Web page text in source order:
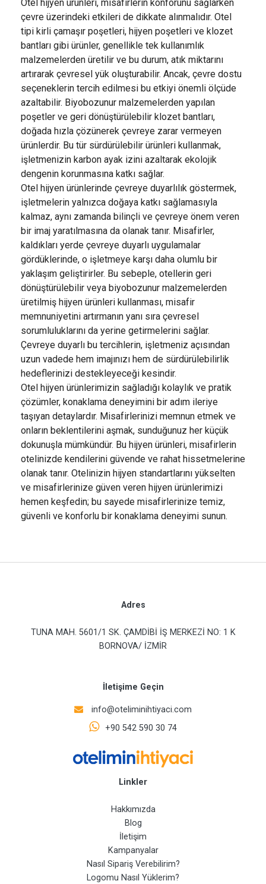
Otel hijyen ürünleri, misafirlerin konforunu sağlarken
çevre üzerindeki etkileri de dikkate alınmalıdır. Otel
tipi kirli çamaşır poşetleri, hijyen poşetleri ve klozet
bantları gibi ürünler, genellikle tek kullanımlık
malzemelerden üretilir ve bu durum, atık miktarını
artırarak çevresel yük oluşturabilir. Ancak, çevre dostu
seçeneklerin tercih edilmesi bu etkiyi önemli ölçüde
azaltabilir. Biyobozunur malzemelerden yapılan
poşetler ve geri dönüştürülebilir klozet bantları,
doğada hızla çözünerek çevreye zarar vermeyen
ürünlerdir. Bu tür sürdürülebilir ürünleri kullanmak,
işletmenizin karbon ayak izini azaltarak ekolojik
dengenin korunmasına katkı sağlar.
Otel hijyen ürünlerinde çevreye duyarlılık göstermek,
işletmelerin yalnızca doğaya katkı sağlamasıyla
kalmaz, aynı zamanda bilinçli ve çevreye önem veren
bir imaj yaratılmasına da olanak tanır. Misafirler,
kaldıkları yerde çevreye duyarlı uygulamalar
gördüklerinde, o işletmeye karşı daha olumlu bir
yaklaşım geliştirirler. Bu sebeple, otellerin geri
dönüştürülebilir veya biyobozunur malzemelerden
üretilmiş hijyen ürünleri kullanması, misafir
memnuniyetini artırmanın yanı sıra çevresel
sorumluluklarını da yerine getirmelerini sağlar.
Çevreye duyarlı bu tercihlerin, işletmeniz açısından
uzun vadede hem imajınızı hem de sürdürülebilirlik
hedeflerinizi destekleyeceği kesindir.
Otel hijyen ürünlerimizin sağladığı kolaylık ve pratik
çözümler, konaklama deneyimini bir adım ileriye
taşıyan detaylardır. Misafirlerinizi memnun etmek ve
onların beklentilerini aşmak, sunduğunuz her küçük
dokunuşla mümkündür. Bu hijyen ürünleri, misafirlerin
otelinizde kendilerini güvende ve rahat hissetmelerine
olanak tanır. Otelinizin hijyen standartlarını yükselten
ve misafirlerinize güven veren hijyen ürünlerimizi
hemen keşfedin; bu sayede misafirlerinize temiz,
güvenli ve konforlu bir konaklama deneyimi sunun.
Adres
TUNA MAH. 5601/1 SK. ÇAMDİBİ İŞ MERKEZİ NO: 1 K
BORNOVA/ İZMİR
İletişime Geçin
info@oteliminihtiyaci.com
+90 542 590 30 74
Linkler
Hakkımızda
Blog
İletişim
Kampanyalar
Nasıl Sipariş Verebilirim?
Logomu Nasıl Yüklerim?